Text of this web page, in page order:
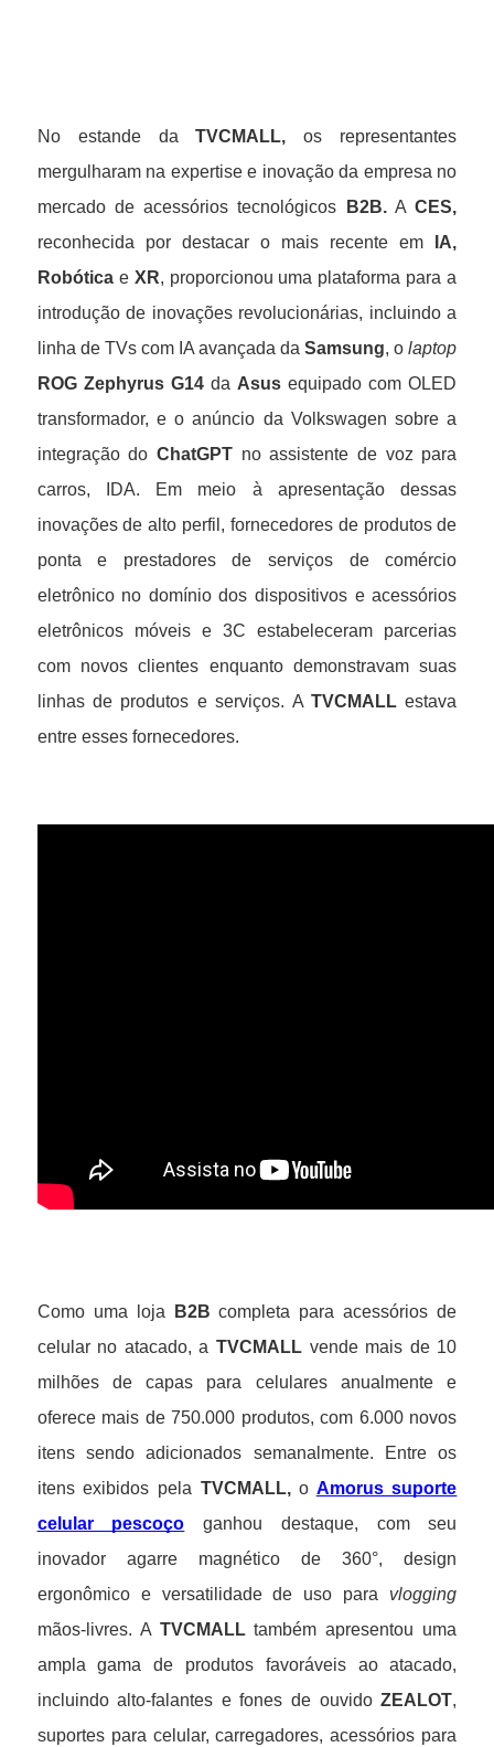
No estande daTVCMALL, os representantes
mergulharam na expertise e inovação da empresa no
mercado de acessórios tecnológicos
B2B.ACES,
reconhecida por destacar o mais recente em IA,
Robóticae XR, proporcionou uma plataforma para a
introdução de inovações revolucionárias, incluindo a
linha de TVs com IA avançada daSamsung, olaptop
ROG Zephyrus G14da Asus equipado com OLED
transformador, e o anúncio da Volkswagen sobre a
integração do ChatGPTno assistente de voz para
carros, IDA. Em meio à apresentação dessas
inovações de alto perfil, fornecedores de produtos de
ponta e prestadores de serviços de comércio
eletrônico no domínio dos dispositivos e acessórios
eletrônicos móveis e 3C estabeleceram parcerias
com novos clientes enquanto demonstravam suas
linhas de produtos e serviços. A TVCMALL estava
entre esses fornecedores.
Como uma loja B2B completa para acessórios de
celular no atacado, a TVCMALL vende mais de 10
milhões de capas para celulares anualmente e
oferece mais de 750.000 produtos, com 6.000 novos
itens sendo adicionados semanalmente. Entre os
itens exibidos pela TVCMALL,o Amorus suporte
celular pescoço ganhou destaque, com seu
inovador agarre magnético de 360°, design
ergonômico e versatilidade de uso para vlogging
mãos-livres. A TVCMALLtambém apresentou uma
ampla gama de produtos favoráveis ao atacado,
incluindo alto-falantes e fones de ouvidoZEALOT,
suportes para celular, carregadores, acessórios para